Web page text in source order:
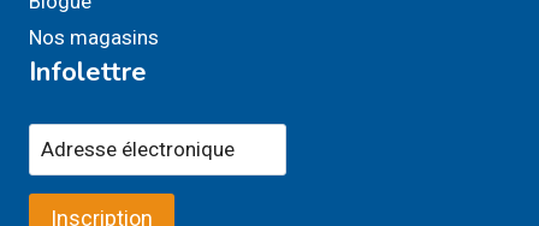
Nos magasins
Infolettre
Inscription